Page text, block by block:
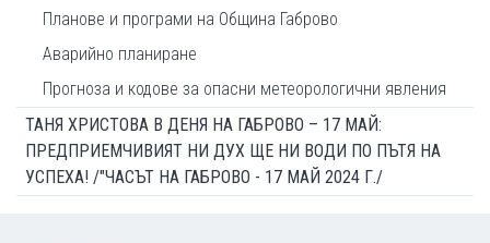
Планове и програми на Община Габрово
Аварийно планиране
Прогноза и кодове за опасни метеорологични явления
ТАНЯ ХРИСТОВА В ДЕНЯ НА ГАБРОВО – 17 МАЙ:
ПРЕДПРИЕМЧИВИЯТ НИ ДУХ ЩЕ НИ ВОДИ ПО ПЪТЯ НА
УСПЕХА! /"ЧАСЪТ НА ГАБРОВО - 17 МАЙ 2024 Г./